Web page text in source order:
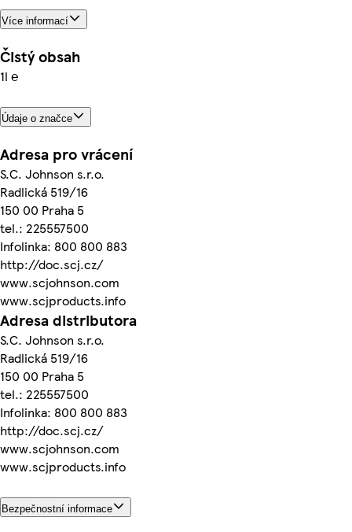
Více informací
Čistý obsah
1l ℮
Údaje o značce
Adresa pro vrácení
S.C. Johnson s.r.o.
Radlická 519/16
150 00 Praha 5
tel.: 225557500
Infolinka: 800 800 883
http://doc.scj.cz/
www.scjohnson.com
www.scjproducts.info
Adresa distributora
S.C. Johnson s.r.o.
Radlická 519/16
150 00 Praha 5
tel.: 225557500
Infolinka: 800 800 883
http://doc.scj.cz/
www.scjohnson.com
www.scjproducts.info
Bezpečnostní informace